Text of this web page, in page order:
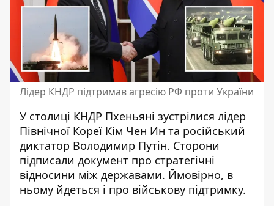
Лідер КНДР підтримав агресію РФ проти України
У столиці КНДР Пхеньяні зустрілися лідер
Північної Кореї Кім Чен Ин та російський
диктатор Володимир Путін. Сторони
підписали документ про стратегічні
відносини між державами. Ймовірно, в
ньому йдеться і про військову підтримку.